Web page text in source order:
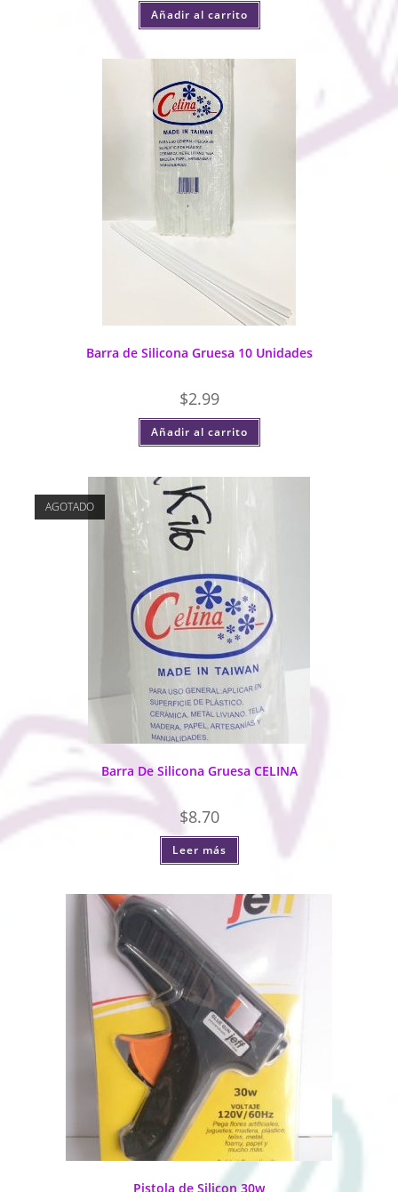
Añadir al carrito
Barra de Silicona Gruesa 10 Unidades
$2.99
Añadir al carrito
AGOTADO
Barra De Silicona Gruesa CELINA
$8.70
Leer más
Pistola de Silicon 30w